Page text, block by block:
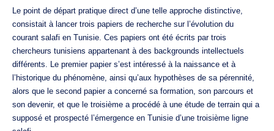
Le point de départ pratique direct d’une telle approche distinctive,
consistait à lancer trois papiers de recherche sur l’évolution du
courant salafi en Tunisie. Ces papiers ont été écrits par trois
chercheurs tunisiens appartenant à des backgrounds intellectuels
différents. Le premier papier s’est intéressé à la naissance et à
l’historique du phénomène, ainsi qu’aux hypothèses de sa pérennité,
alors que le second papier a concerné sa formation, son parcours et
son devenir, et que le troisième a procédé à une étude de terrain qui a
supposé et prospecté l’émergence en Tunisie d’une troisième ligne